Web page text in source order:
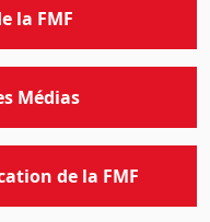
la FMF
Médias
de la FMF